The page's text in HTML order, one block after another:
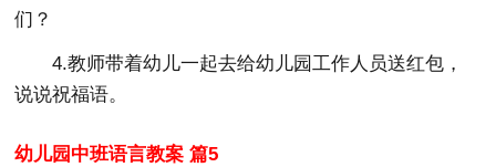
们？
4.教师带着幼儿一起去给幼儿园工作人员送红包，
说说祝福语。
幼儿园中班语言教案 篇5